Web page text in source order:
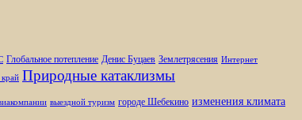
Глобальное потепление Денис Буцаев Землетрясения Интернет
Природные катаклизмы
выездной туризм городе Шебекино изменения климата